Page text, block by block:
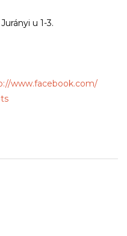
u 1-3.
www.facebook.com/
ts